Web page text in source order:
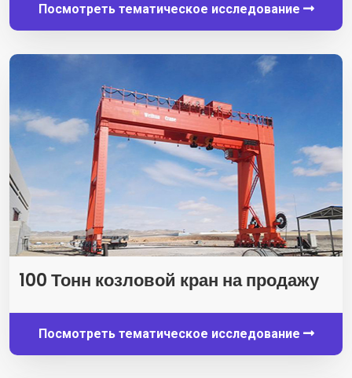
Посмотреть тематическое исследование
100 Тонн козловой кран на продажу
Посмотреть тематическое исследование